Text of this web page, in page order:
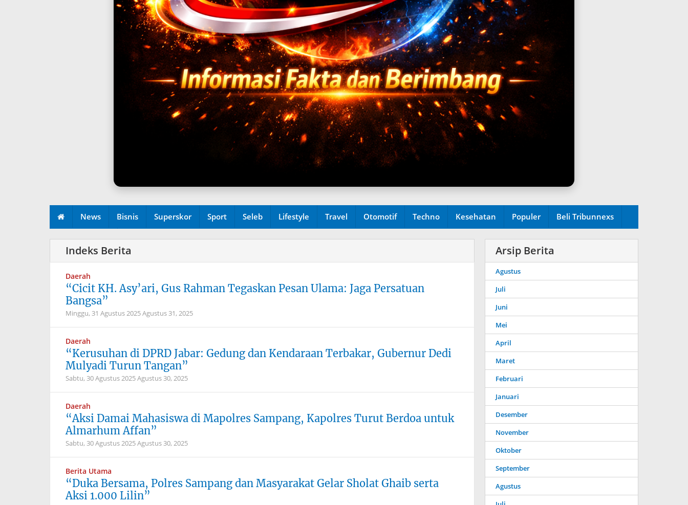
News Bisnis Superskor Sport Seleb Lifestyle Travel Otomotif Techno Kesehatan Populer Beli Tribunnexs
Redaksi
Daerah
“Cicit KH. Asy’ari, Gus Rahman Tegaskan Pesan Ulama: Jaga Persatuan
Bangsa”
Minggu, 31 Agustus 2025Agustus 31, 2025
Daerah
“Kerusuhan di DPRD Jabar: Gedung dan Kendaraan Terbakar, Gubernur Dedi
Mulyadi Turun Tangan”
Sabtu, 30 Agustus 2025Agustus 30, 2025
Daerah
“Aksi Damai Mahasiswa di Mapolres Sampang, Kapolres Turut Berdoa untuk
Almarhum Affan”
Sabtu, 30 Agustus 2025Agustus 30, 2025
Berita Utama
“Duka Bersama, Polres Sampang dan Masyarakat Gelar Sholat Ghaib serta
Aksi 1.000 Lilin”
Arsip Berita
Agustus
Juli
Juni
Mei
April
Maret
Februari
Januari
Desember
November
Oktober
September
Agustus